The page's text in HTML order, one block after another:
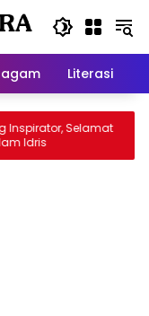
Literasi
Selamat